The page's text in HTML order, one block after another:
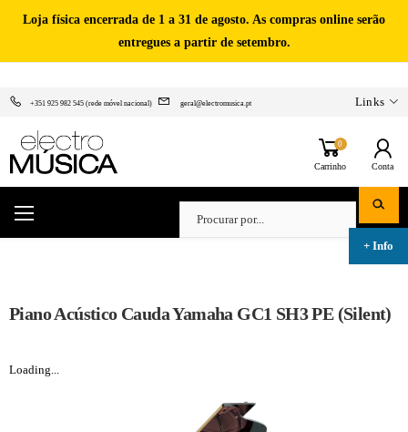
Loja física encerrada de 1 a 31 de agosto. As compras online serão
entregues a partir de setembro.
+351 925 982 545 (rede móvel nacional) geral@electromusica.pt Links
0
Carrinho Conta
Piano Acústico Cauda Yamaha GC1 SH3 PE (Silent)
Loading...